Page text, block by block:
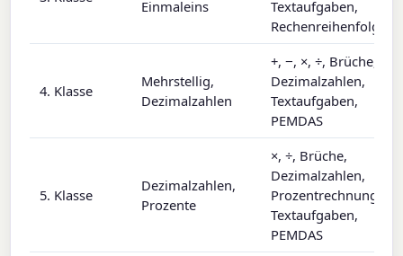
Einmaleins
Textaufgaben,
Rechenreihenfolge
4. Klasse
Mehrstellig,
Dezimalzahlen
+, −, ×, ÷, Brüche,
Dezimalzahlen,
Textaufgaben,
PEMDAS
5. Klasse
Dezimalzahlen,
Prozente
×, ÷, Brüche,
Dezimalzahlen,
Prozentrechnung,
Textaufgaben,
PEMDAS